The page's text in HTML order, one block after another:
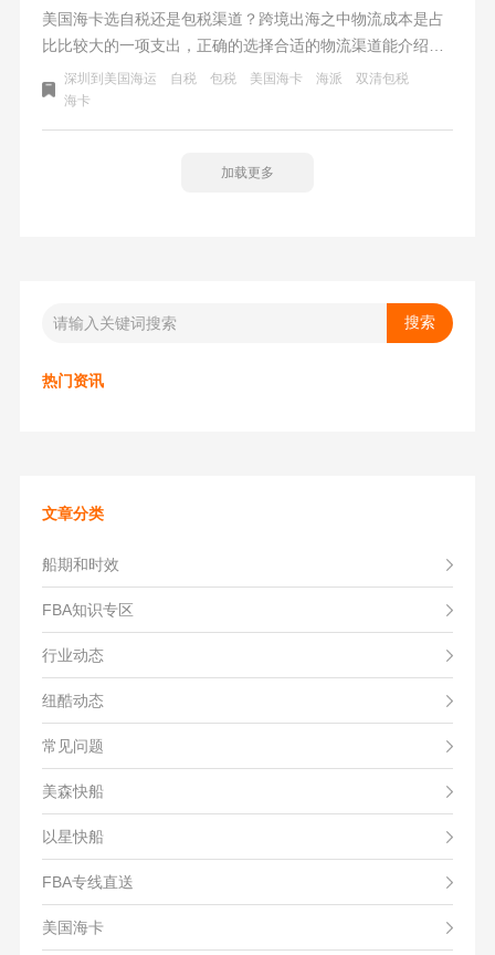
美国海卡选自税还是包税渠道？跨境出海之中物流成本是占
比比较大的一项支出，正确的选择合适的物流渠道能介绍非
常大的成本。在FBA创建计划里，同一个FBA仓库往往有多
个渠道可选，在同等差不多的时效下，价格也会有所不同。
深圳到美国海运 自税 包税 美国海卡 海派
双清包税
海卡
加载更多
热门资讯
文章分类
船期和时效
FBA知识专区
行业动态
纽酷动态
常见问题
美森快船
以星快船
FBA专线直送
美国海卡